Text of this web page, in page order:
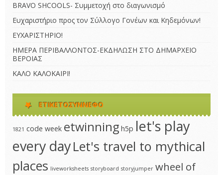
BRAVO SHCOOLS- Συμμετοχή στο διαγωνισμό
Ευχαριστήριο προς τον Σύλλογο Γονέων και Κηδεμόνων!
ΕΥΧΑΡΙΣΤΗΡΙΟ!
ΗΜΕΡΑ ΠΕΡΙΒΑΛΛΟΝΤΟΣ-ΕΚΔΗΛΩΣΗ ΣΤΟ ΔΗΜΑΡΧΕΙΟ
ΒΕΡΟΙΑΣ
ΚΑΛΟ ΚΑΛΟΚΑΙΡΙ!
ΕΤΙΚΕΤΟΣΎΝΝΕΦΟ
1821 code week etwinning h5p let's play
every dayLet's travel to mythical
places liveworksheets storyboard storyjumper wheel of